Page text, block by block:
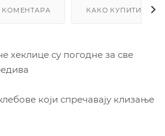
КОМЕНТАРА КАКО КУПИТИ
хеклице су погодне за све
који спречавају клизање